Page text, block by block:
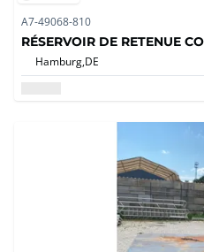
A7-49068-810
RÉSERVOIR DE RETENUE
Hamburg,DE